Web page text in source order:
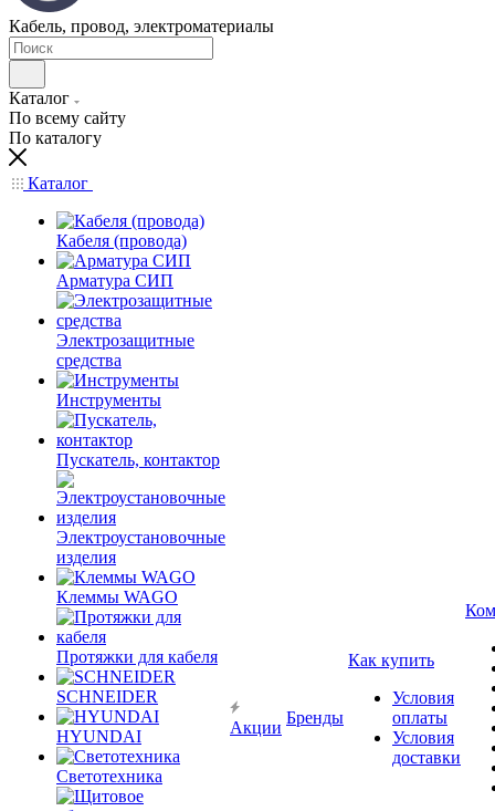
Кабель, провод, электроматериалы
Каталог
По всему сайту
По каталогу
Каталог
Кабеля (провода)
Арматура СИП
Электрозащитные
средства
Инструменты
Пускатель, контактор
Электроустановочные
изделия
Клеммы WAGO
Протяжки для кабеля
SCHNEIDER
HYUNDAI
Светотехника
Акции
Бренды
Как купить
Условия
оплаты
Условия
доставки